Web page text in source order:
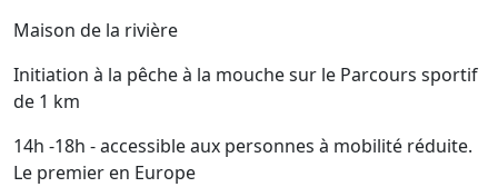
Maison de la rivière
Initiation à la pêche à la mouche sur le Parcours sportif
de 1 km
14h -18h - accessible aux personnes à mobilité réduite.
Le premier en Europe